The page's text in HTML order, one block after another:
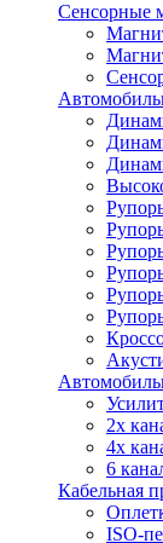
Сенсорные
2х
4х
6
Кабельная
ISO-